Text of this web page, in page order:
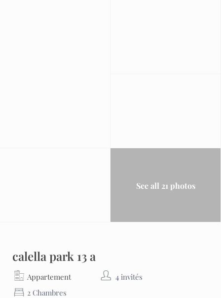
See all 21 photos
calella park 13 a
Appartement
4 invités
2 Chambres